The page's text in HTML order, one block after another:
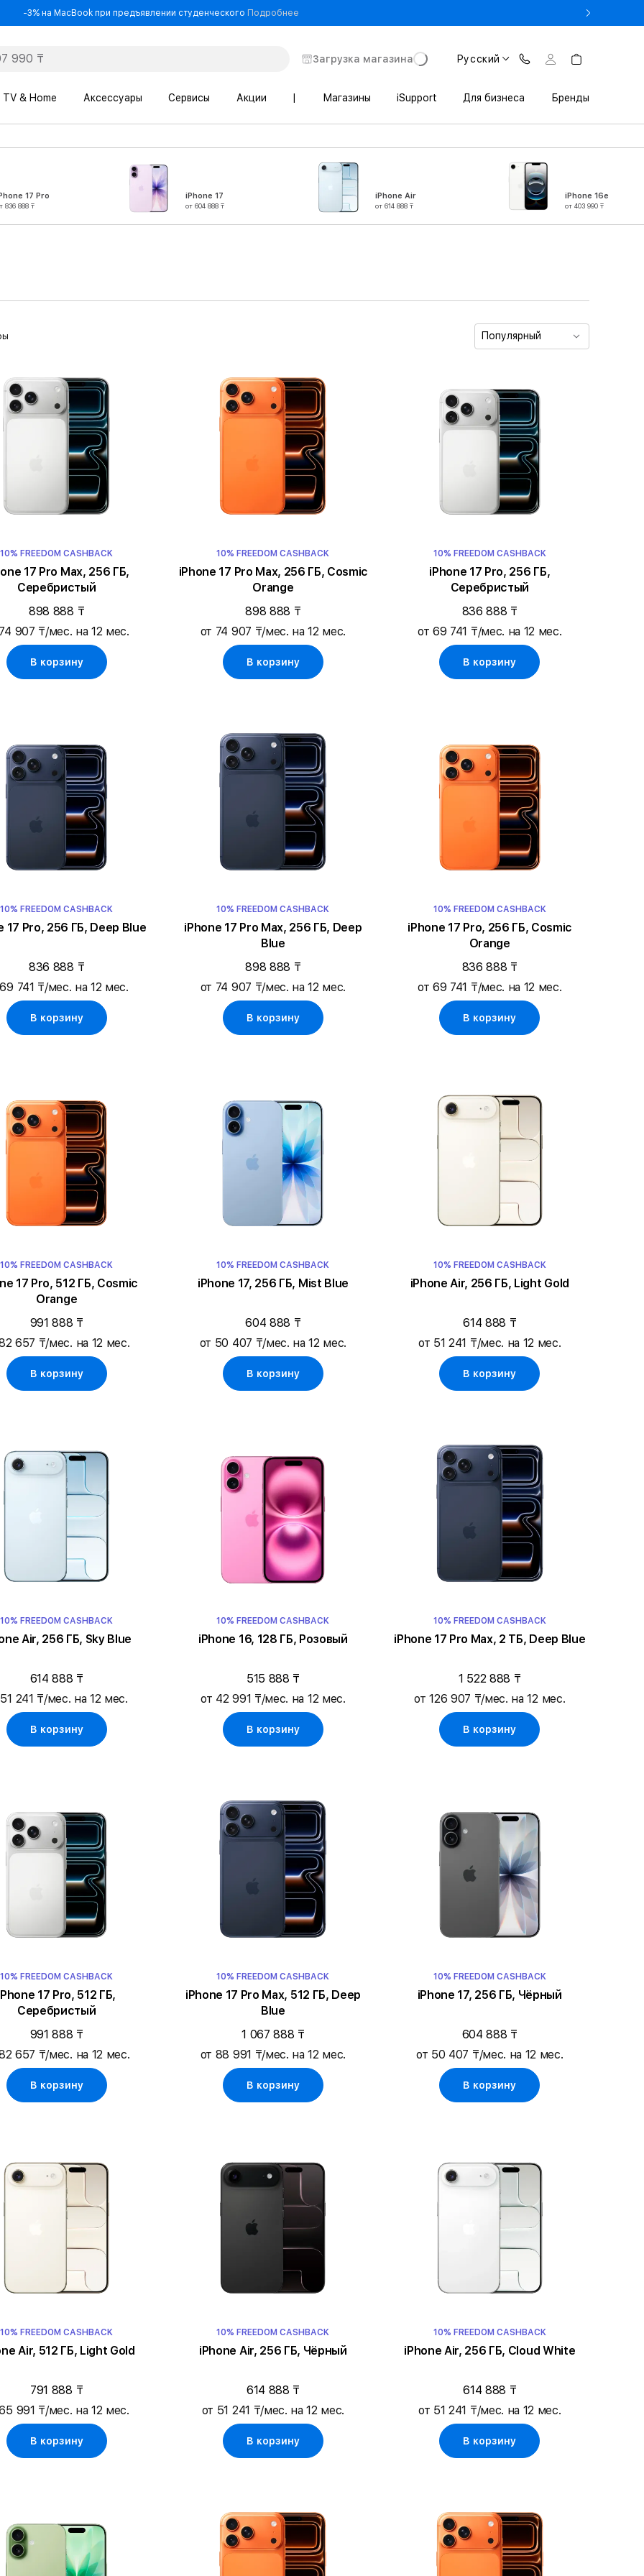
-3% на MacBook при предъявлении студенческого Подробнее
Загрузка магазина Русский
TV & Home Аксессуары Сервисы Акции Магазины iSupport Для бизнеса Бренды
17 Pro
836 888 ₸
iPhone 17
от 604 888 ₸
iPhone Air
от 614 888 ₸
iPhone 16e
от 403 990 ₸
Популярный
10% FREEDOM CASHBACK
17 Pro Max, 256 ГБ,
Серебристый
898 888 ₸
907 ₸/мес. на 12 мес.
В корзину
10% FREEDOM CASHBACK
iPhone 17 Pro Max, 256 ГБ, Cosmic
Orange
898 888 ₸
от 74 907 ₸/мес. на 12 мес.
В корзину
10% FREEDOM CASHBACK
iPhone 17 Pro, 256 ГБ,
Серебристый
836 888 ₸
от 69 741 ₸/мес. на 12 мес.
В корзину
10% FREEDOM CASHBACK
17 Pro, 256 ГБ, Deep Blue
836 888 ₸
741 ₸/мес. на 12 мес.
В корзину
10% FREEDOM CASHBACK
iPhone 17 Pro Max, 256 ГБ, Deep
Blue
898 888 ₸
от 74 907 ₸/мес. на 12 мес.
В корзину
10% FREEDOM CASHBACK
iPhone 17 Pro, 256 ГБ, Cosmic
Orange
836 888 ₸
от 69 741 ₸/мес. на 12 мес.
В корзину
10% FREEDOM CASHBACK
17 Pro, 512 ГБ, Cosmic
Orange
991 888 ₸
657 ₸/мес. на 12 мес.
В корзину
10% FREEDOM CASHBACK
iPhone 17, 256 ГБ, Mist Blue
604 888 ₸
от 50 407 ₸/мес. на 12 мес.
В корзину
10% FREEDOM CASHBACK
iPhone Air, 256 ГБ, Light Gold
614 888 ₸
от 51 241 ₸/мес. на 12 мес.
В корзину
10% FREEDOM CASHBACK
Air, 256 ГБ, Sky Blue
614 888 ₸
241 ₸/мес. на 12 мес.
В корзину
10% FREEDOM CASHBACK
iPhone 16, 128 ГБ, Розовый
515 888 ₸
от 42 991 ₸/мес. на 12 мес.
В корзину
10% FREEDOM CASHBACK
iPhone 17 Pro Max, 2 ТБ, Deep Blue
1 522 888 ₸
от 126 907 ₸/мес. на 12 мес.
В корзину
10% FREEDOM CASHBACK
17 Pro, 512 ГБ,
Серебристый
991 888 ₸
657 ₸/мес. на 12 мес.
В корзину
10% FREEDOM CASHBACK
iPhone 17 Pro Max, 512 ГБ, Deep
Blue
1 067 888 ₸
от 88 991 ₸/мес. на 12 мес.
В корзину
10% FREEDOM CASHBACK
iPhone 17, 256 ГБ, Чёрный
604 888 ₸
от 50 407 ₸/мес. на 12 мес.
В корзину
10% FREEDOM CASHBACK
Air, 512 ГБ, Light Gold
791 888 ₸
991 ₸/мес. на 12 мес.
В корзину
10% FREEDOM CASHBACK
iPhone Air, 256 ГБ, Чёрный
614 888 ₸
от 51 241 ₸/мес. на 12 мес.
В корзину
10% FREEDOM CASHBACK
iPhone Air, 256 ГБ, Cloud White
614 888 ₸
от 51 241 ₸/мес. на 12 мес.
В корзину